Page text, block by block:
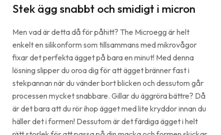
Stek ägg snabbt och smidigt i micron
Men vad är detta då för påhitt? The Microegg är helt
enkelt en silikonform som tillsammans med mikrovågor
fixar det perfekta ägget på bara en minut! Med denna
lösning slipper du oroa dig för att ägget bränner fast i
stekpannan när du vänder bort blicken och dessutom går
processen mycket snabbare. Gillar du äggröra bättre? Då
är det bara att du rör ihop ägget med lite kryddor innan du
häller det i formen! Dessutom är det färdiga ägget i helt